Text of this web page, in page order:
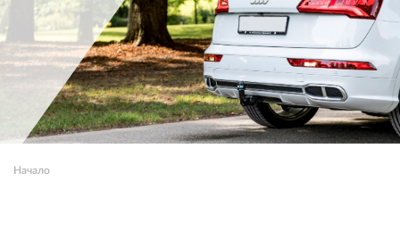
Начало
ТЕГЛИЧ ЗА КОЛА
ВЕРИГИ ЗА СНЯГ
ХЛАДИЛНИ ЧАНТИ